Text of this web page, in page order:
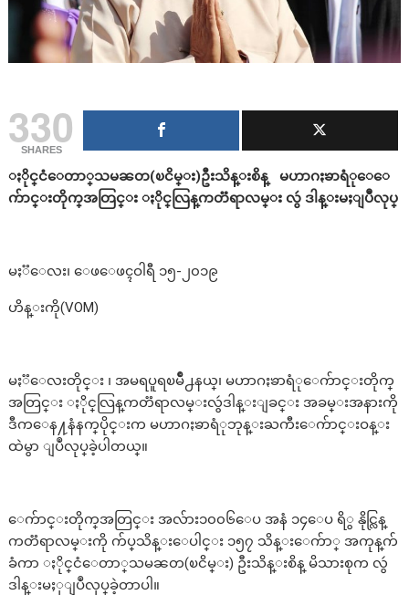
330
SHARES
ႏိုင္ငံ​ေတာ္သမၼတ(ၿငိမ္​း)ဦးသိန္​းစိန္ မဟာဂႏၶာရံု​ေ
က်ာင္းတိုက္အတြင္​ း ႏိုင္ လြန္ကတၱရာလမ္းလွဴ ဒါန္​းမႈျပဳလုပ္
မႏၱ​ေလး၊ ​ေဖ​ေဖၚဝါရီ ၁၅-၂၀၁၉
ဟိန္​းကို(VOM)
မႏၱ​ေလးတိုင္​း​ ၊ အမရပူရၿမိဳ႕နယ္​၊ မဟာဂႏၶာရံု​​ေက်ာင္းတိုက္​​
အတြင္​း ႏိုင္​လြန္​ကတၱရာလမ္း​လွဴဒါန္​းျခင္​း အခမ္​းအနားကို
ဒီက​ေန႔နံနက္​ပိုင္​းက မဟာဂႏၶာရံုဘုန္​းႀကီး​ေက်ာင္​းဝန္း
ထဲမွာ ျပဳလုပ္​ခဲ့ပါတယ္​။
​ေက်ာင္​းတိုက္​အတြင္​း ​အလ်ား၁၀၀၆​ေပ အနံ ၁၄​ေပ ရိွ နိုင္လြန္​​​
ကတၱရာလမ္​းကို က်ပ္​သိန္​း​ေပါင္​း ၁၅၇ သိန္​း​ေက်ာ္​ အကုန္​က်
ခံကာ ႏိုင္​ငံ​ေတာ္​သမၼတ(ၿငိမ္​း) ဦးသိန္​းစိန္​ မိသားစုက လွဴ
ဒါန္​းမႈုျပဳလုပ္​ခဲ့တာပါ။